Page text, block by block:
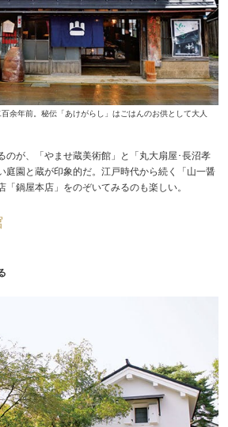
余年前。秘伝「あけがらし」はごはんのお供として大人
が、「やませ蔵美術館」と「丸大扇屋･長沼孝
庭園と蔵が印象的だ。江戸時代から続く「山一醤
鍋屋本店」をのぞいてみるのも楽しい。